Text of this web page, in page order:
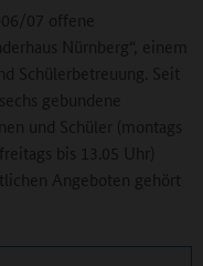
07 offene
Nürnberg“, einem
Schülerbetreuung. Seit
gebundene
und Schüler (montags
bis 13.05 Uhr)
Angeboten gehört